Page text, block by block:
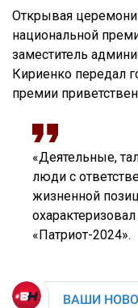
Открывая
национальной
заместитель
Кириенко передал
премии
«Деятельные,
люди с
жизненной
«Патриот-2024».